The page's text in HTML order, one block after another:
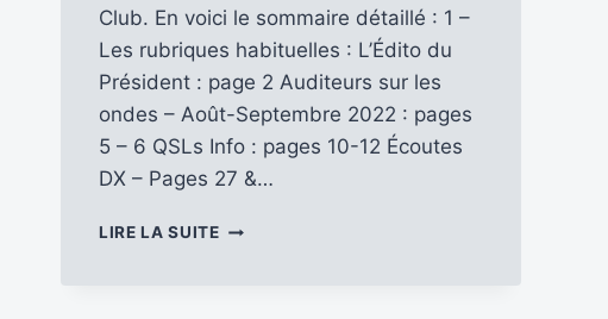
Club. En voici le sommaire détaillé : 1 –
Les rubriques habituelles : L’Édito du
Président : page 2 Auditeurs sur les
ondes – Août-Septembre 2022 : pages
5 – 6 QSLs Info : pages 10-12 Écoutes
DX – Pages 27 &…
LIRE LA SUITEQUE